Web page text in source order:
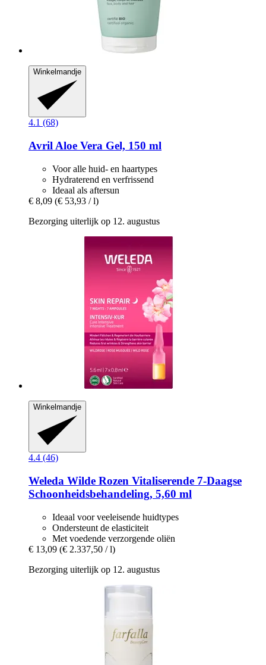
Winkelmandje
4.1 (68)
Avril Aloe Vera Gel, 150 ml
Voor alle huid- en haartypes
Hydraterend en verfrissend
Ideaal als aftersun
€ 8,09 (€ 53,93 / l)
Bezorging uiterlijk op 12. augustus
Winkelmandje
4.4 (46)
Weleda Wilde Rozen Vitaliserende 7-​Daagse
Schoonheidsbehandeling, 5,60 ml
Ideaal voor veeleisende huidtypes
Ondersteunt de elasticiteit
Met voedende verzorgende oliën
€ 13,09 (€ 2.337,50 / l)
Bezorging uiterlijk op 12. augustus